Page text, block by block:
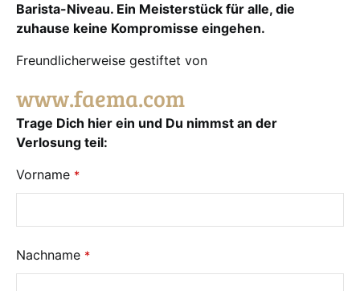
Barista-Niveau. Ein Meisterstück für alle, die
zuhause keine Kompromisse eingehen.
Freundlicherweise gestiftet von
www.faema.com
Trage Dich hier ein und Du nimmst an der
Verlosung teil:
Vorname *
Nachname *